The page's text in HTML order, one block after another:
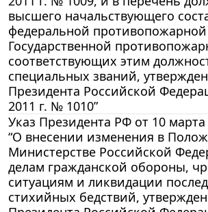
высшего начальствующего
федеральной
Государственной
соответствующих этим
специальных званий,
Президента Российской
2011 г. № 1010”
Указ Президента РФ от 10
“О внесении изменения в
Министерстве Российской
делам гражданской обороны,
ситуациям и ликвидации
стихийных бедствий,